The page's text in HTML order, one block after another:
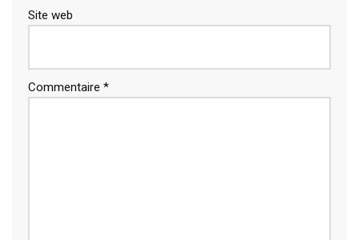
Site web
Commentaire *